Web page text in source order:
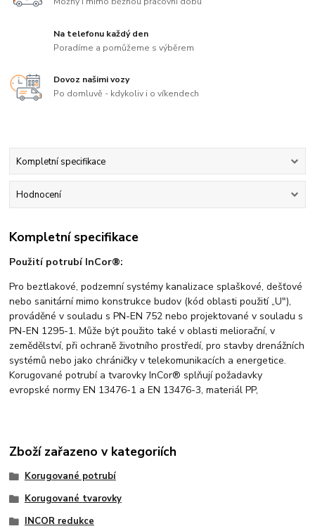
Na telefonu každý den
Poradíme a pomůžeme s výběrem
Dovoz našimi vozy
Po domluvě - kdykoliv i o víkendech
Kompletní specifikace
Hodnocení
Kompletní specifikace
Použití potrubí InCor®:
Pro beztlakové, podzemní systémy kanalizace splaškové, dešťové
nebo sanitární mimo konstrukce budov (kód oblasti použití „U"),
prováděné v souladu s PN-EN 752 nebo projektované v souladu s
PN-EN 1295-1. Může být použito také v oblasti meliorační, v
zemědělství, při ochraně životního prostředí, pro stavby drenážních
systémů nebo jako chráničky v telekomunikacích a energetice.
Korugované potrubí a tvarovky InCor® splňují požadavky
evropské normy EN 13476-1 a EN 13476-3, materiál PP,
Zboží zařazeno v kategoriích
Korugované potrubí
Korugované tvarovky
INCOR redukce